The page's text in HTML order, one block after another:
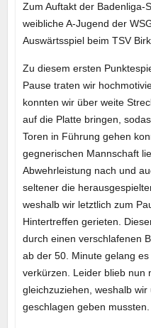
Zum Auftakt der Badenliga-
weibliche A-Jugend der
Auswärtsspiel beim TSV
Zu diesem ersten
Pause traten wir
konnten wir über weite
auf die Platte bringen,
Toren in Führung gehen
gegnerischen Mannschaft
Abwehrleistung nach und
seltener die
weshalb wir letztlich zum
Hintertreffen gerieten.
durch einen verschlafenen
ab der 50. Minute gelang
verkürzen. Leider blieb nun
gleichzuziehen, weshalb
geschlagen geben mussten.